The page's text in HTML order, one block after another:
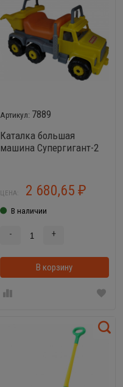
В корзинке
7889
Каталка большая
машина Супергигант-2
ЦЕНА: 2 680,65 ₽
В наличии
- +
В корзину